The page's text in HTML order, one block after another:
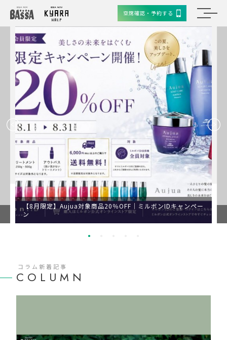
空席確認・予約する
【8月限定】Aujua対象商品20％OFF｜ミルボンIDキャンペー
ン
COLUMN
コラム新着記事